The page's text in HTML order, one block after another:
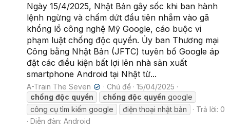
Ngày 15/4/2025, Nhật Bản gây sốc khi ban hành
lệnh ngừng và chấm dứt đầu tiên nhắm vào gã
khổng lồ công nghệ Mỹ Google, cáo buộc vi
phạm luật chống độc quyền. Ủy ban Thương mại
Công bằng Nhật Bản (JFTC) tuyên bố Google áp
đặt các điều kiện bất lợi lên nhà sản xuất
smartphone Android tại Nhật từ...
A-Train The Seven ✔ Chủ đề
15/04/2025
chống độc quyền chống độc quyền google
công cụ tìm kiếm google
điện thoại nhật bản
Trả lời: 0
Diễn đàn: Android